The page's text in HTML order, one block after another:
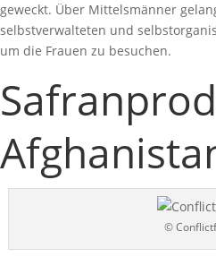
geweckt. Über Mittelsmänner
selbstverwalteten und
um die Frauen zu besuchen.
©